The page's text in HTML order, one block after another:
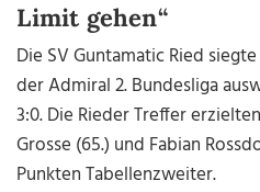
Limit gehen“
Die SV Guntamatic Ried
der Admiral 2. Bundesliga
3:0. Die Rieder Treffer
Grosse (65.) und Fabian
Punkten Tabellenzweiter.